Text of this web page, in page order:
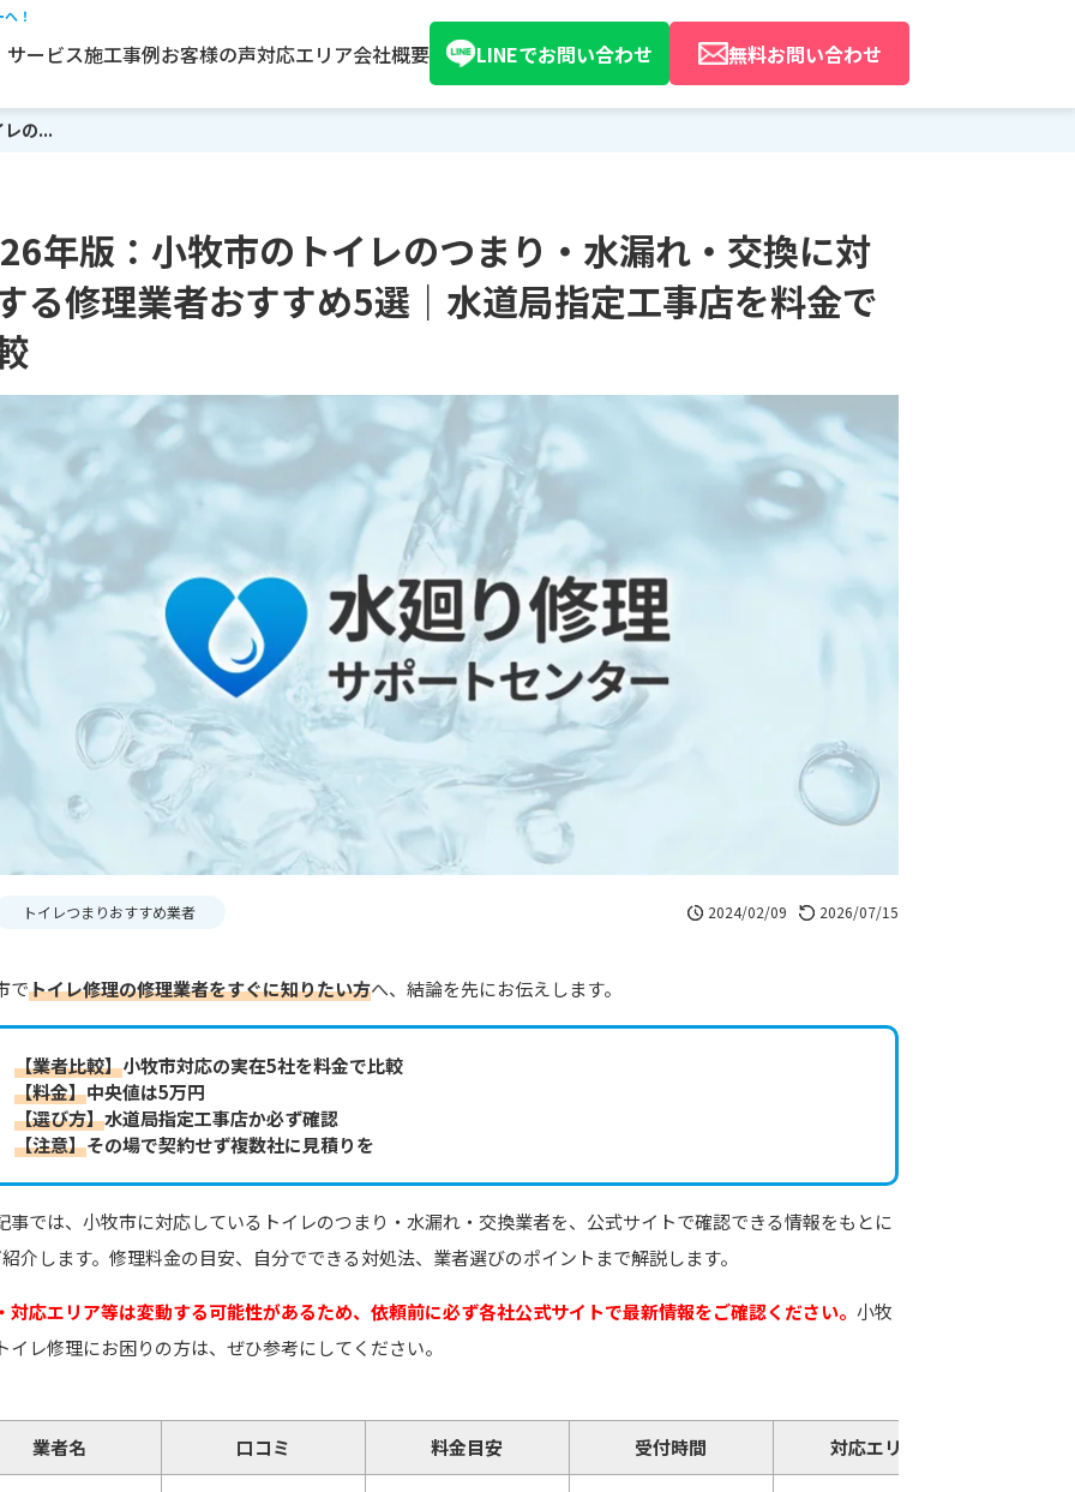
！
サービス施工事例お客様の声対応エリア会社概要 LINEでお問い合わせ 無料お問い合わせ
の...
年版：小牧市のトイレのつまり・水漏れ・交換に対
る修理業者おすすめ5選｜水道局指定工事店を料金で
トイレつまりおすすめ業者 2024/02/09 2026/07/15
でトイレ修理の修理業者をすぐに知りたい方へ、結論を先にお伝えします。
【業者比較】小牧市対応の実在5社を料金で比較
【料金】中央値は5万円
【選び方】水道局指定工事店か必ず確認
【注意】その場で契約せず複数社に見積りを
事では、小牧市に対応しているトイレのつまり・水漏れ・交換業者を、公式サイトで確認できる情報をもとに
介します。修理料金の目安、自分でできる対処法、業者選びのポイントまで解説します。
対応エリア等は変動する可能性があるため、依頼前に必ず各社公式サイトで最新情報をご確認ください。 小牧
イレ修理にお困りの方は、ぜひ参考にしてください。
業者名 口コミ 料金目安 受付時間 対応エリア